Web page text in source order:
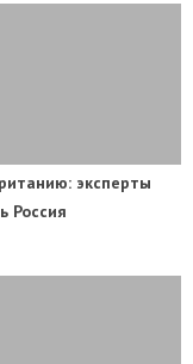
эксперты
Россия